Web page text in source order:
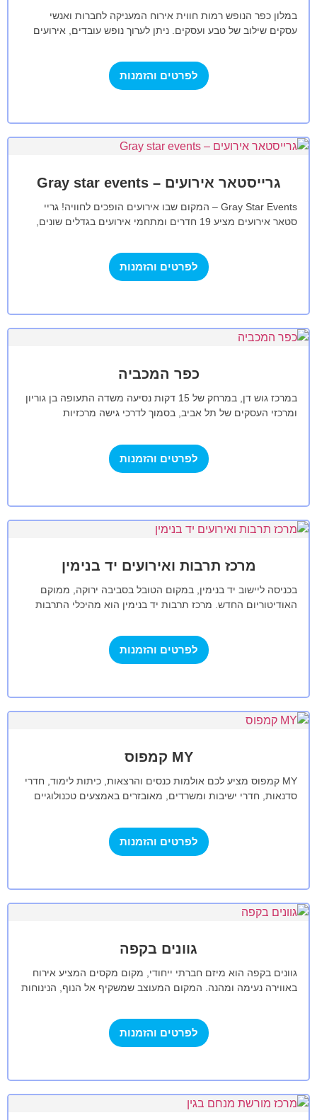
במלון כפר הנופש רמות חווית אירוח המעניקה לחברות ואנשי
עסקים שילוב של טבע ועסקים. ניתן לערוך נופש עובדים, אירועים
לפרטים והזמנות
גרייסטאר אירועים – Gray star events
Gray Star Events – המקום שבו אירועים הופכים לחוויה! גריי
סטאר אירועים מציע 19 חדרים ומתחמי אירועים בגדלים שונים,
לפרטים והזמנות
כפר המכביה
במרכז גוש דן, במרחק של 15 דקות נסיעה משדה התעופה בן גוריון
ומרכזי העסקים של תל אביב, בסמוך לדרכי גישה מרכזיות
לפרטים והזמנות
מרכז תרבות ואירועים יד בנימין
בכניסה ליישוב יד בנימין, במקום הטובל בסביבה ירוקה, ממוקם
האודיטוריום החדש. מרכז תרבות יד בנימין הוא מהיכלי התרבות
לפרטים והזמנות
MY קמפוס
MY קמפוס מציע לכם אולמות כנסים והרצאות, כיתות לימוד, חדרי
סדנאות, חדרי ישיבות ומשרדים, מאובזרים באמצעים טכנולוגיים
לפרטים והזמנות
גוונים בקפה
גוונים בקפה הוא מיזם חברתי ייחודי, מקום מקסים המציע אירוח
באווירה נעימה ומהנה. המקום המעוצב שמשקיף אל הנוף, הנינוחות
לפרטים והזמנות